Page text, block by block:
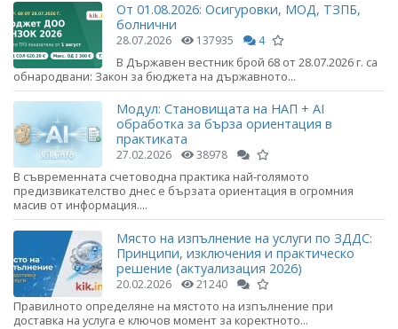
От 01.08.2026: Осигуровки, МОД, ТЗПБ,
болнични
28.07.2026 137935 4
В Държавен вестник брой 68 от 28.07.2026 г. са
обнародвани: Закон за бюджета на държавното...
Модул: Становищата на НАП + AI
обработка за бърза ориентация в
практиката
27.02.2026 38978
В съвременната счетоводна практика най-голямото
предизвикателство днес е бързата ориентация в огромния
масив от информация....
Място на изпълнение на услуги по ЗДДС:
Принципи, изключения и практическо
решение (актуализация 2026)
20.02.2026 21240
Правилното определяне на мястото на изпълнение при
доставка на услуга е ключов момент за коректното...